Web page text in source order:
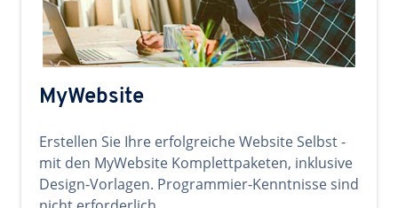
MyWebsite
Erstellen Sie Ihre erfolgreiche Website Selbst -
mit den MyWebsite Komplettpaketen, inklusive
Design-Vorlagen. Programmier-Kenntnisse sind